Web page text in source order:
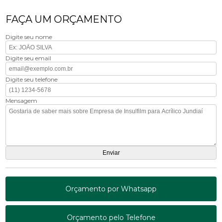
FAÇA UM ORÇAMENTO
Digite seu nome
Digite seu email
Digite seu telefone
Mensagem
Orçamento por Whatsapp
Orçamento pelo Telefone